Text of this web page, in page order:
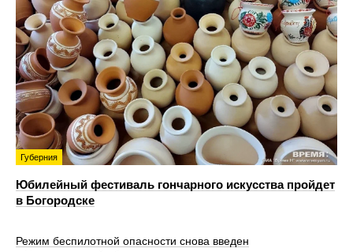
Губерния
Юбилейный фестиваль гончарного искусства пройдет
в Богородске
Режим беспилотной опасности снова введен